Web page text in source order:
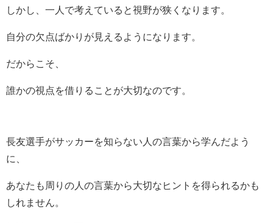
しかし、一人で考えていると視野が狭くなります。
自分の欠点ばかりが見えるようになります。
だからこそ、
誰かの視点を借りることが大切なのです。
長友選手がサッカーを知らない人の言葉から学んだよう
に、
あなたも周りの人の言葉から大切なヒントを得られるかも
しれません。